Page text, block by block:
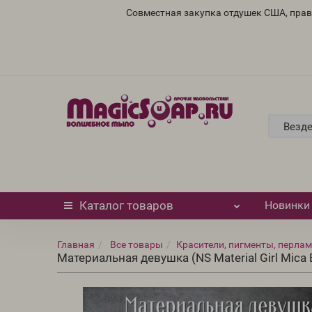
Совместная закупка отдушек США,
Везде
Каталог товаров Новинки
Главная Все товары Красители, пигменты,
Материальная девушка (NS Material Girl